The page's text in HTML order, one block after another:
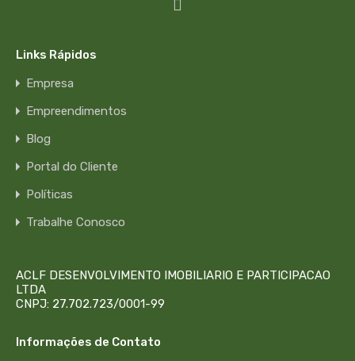
Links Rápidos
Empresa
Empreendimentos
Blog
Portal do Cliente
Políticas
Trabalhe Conosco
ACLF DESENVOLVIMENTO IMOBILIARIO E PARTICIPACAO
LTDA
CNPJ: 27.702.723/0001-99
Informações de Contato